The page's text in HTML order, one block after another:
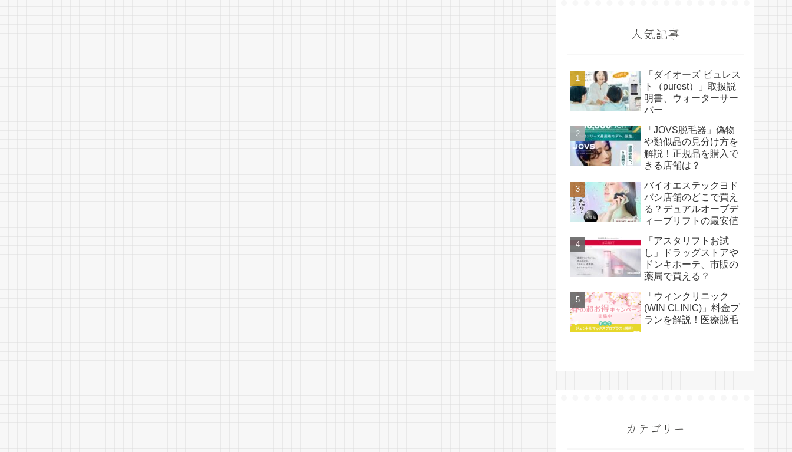
人気記事
「ダイオーズ ピュレス
ト（purest）」取扱説
明書、ウォーターサー
バー
「JOVS脱毛器」偽物
や類似品の見分け方を
解説！正規品を購入で
きる店舗は？
バイオエステックヨド
バシ店舗のどこで買え
る？デュアルオーブデ
ィープリフトの最安値
「アスタリフトお試
し」ドラッグストアや
ドンキホーテ、市販の
薬局で買える？
「ウィンクリニック
(WIN CLINIC)」料金プ
ランを解説！医療脱毛
カテゴリー